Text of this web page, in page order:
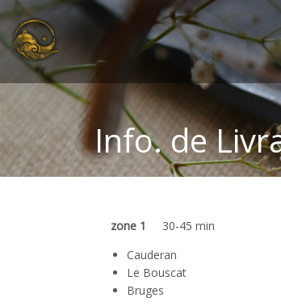
Info. de
zone 1 30-45 min
Cauderan
Le Bouscat
Bruges